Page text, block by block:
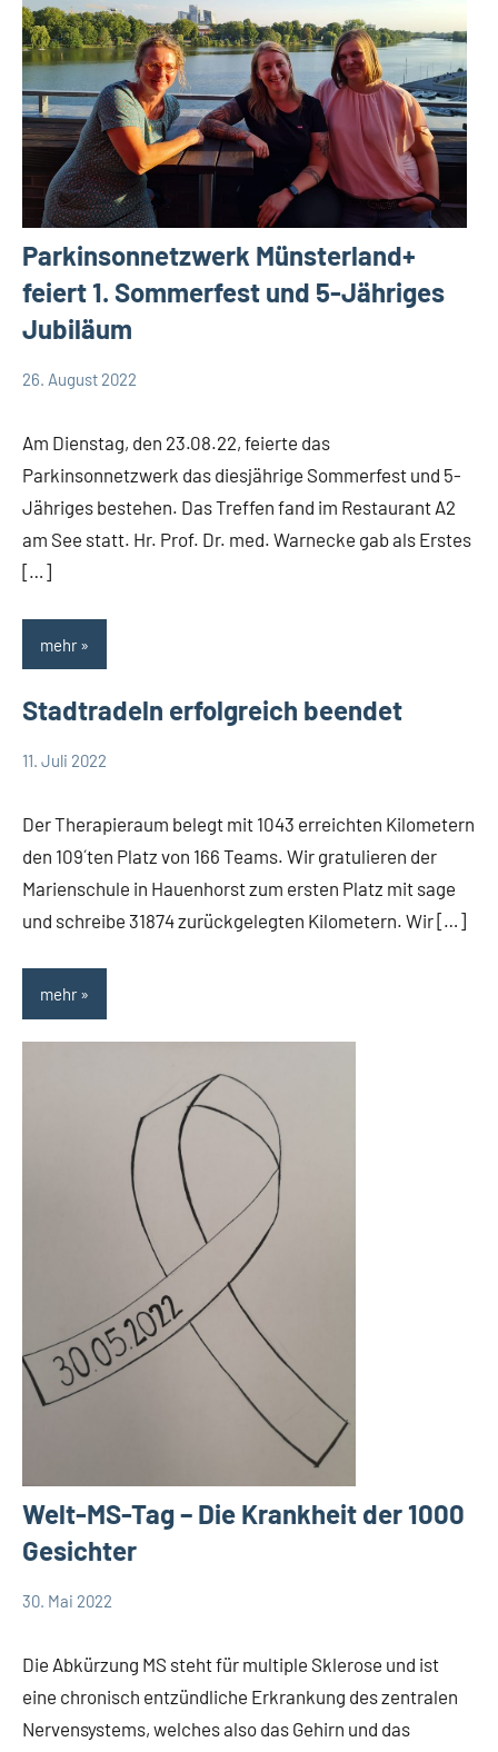
Parkinsonnetzwerk Münsterland+
feiert 1. Sommerfest und 5-Jähriges
Jubiläum
Allgemein
26. August 2022
Am Dienstag, den 23.08.22, feierte das
Parkinsonnetzwerk das diesjährige Sommerfest und 5-
Jähriges bestehen. Das Treffen fand im Restaurant A2
am See statt. Hr. Prof. Dr. med. Warnecke gab als Erstes
[…]
mehr
Stadtradeln erfolgreich beendet
11. Juli 2022
Der Therapieraum belegt mit 1043 erreichten Kilometern
den 109´ten Platz von 166 Teams. Wir gratulieren der
Marienschule in Hauenhorst zum ersten Platz mit sage
und schreibe 31874 zurückgelegten Kilometern. Wir […]
mehr
Welt-MS-Tag – Die Krankheit der 1000
Gesichter
30. Mai 2022
Die Abkürzung MS steht für multiple Sklerose und ist
eine chronisch entzündliche Erkrankung des zentralen
Nervensystems, welches also das Gehirn und das